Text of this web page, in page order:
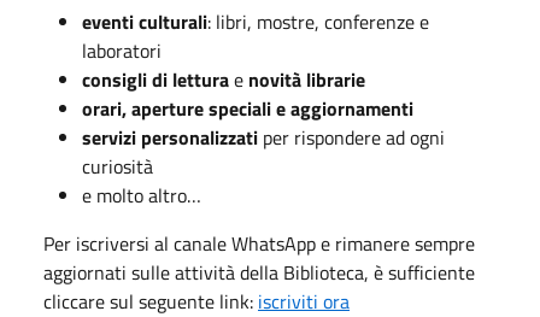
eventi culturali: libri, mostre, conferenze e
laboratori
consigli di letturae novità librarie
orari, aperture speciali e aggiornamenti
servizi personalizzati per rispondere ad ogni
curiosità
e molto altro…
Per iscriversi al canale WhatsApp e rimanere sempre
aggiornati sulle attività della Biblioteca, è sufficiente
cliccare sul seguente link: iscriviti ora